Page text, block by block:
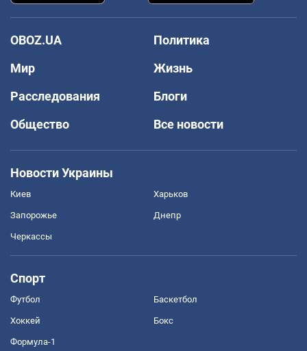
OBOZ.UA
Политика
Мир
Жизнь
Расследования
Блоги
Общество
Все новости
Новости Украины
Киев Харьков
Запорожье Днепр
Черкассы
Спорт
Футбол Баскетбол
Хоккей Бокс
Формула-1